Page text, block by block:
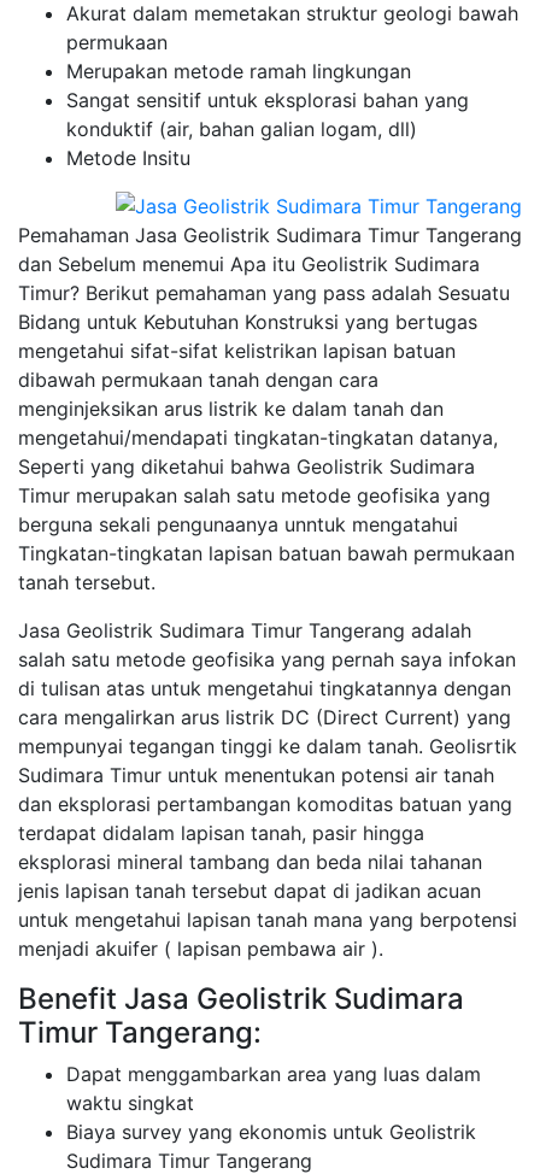
Akurat dalam memetakan struktur geologi bawah
permukaan
Merupakan metode ramah lingkungan
Sangat sensitif untuk eksplorasi bahan yang
konduktif (air, bahan galian logam, dll)
Metode Insitu
Pemahaman Jasa Geolistrik Sudimara Timur Tangerang
dan Sebelum menemui Apa itu Geolistrik Sudimara
Timur? Berikut pemahaman yang pass adalah Sesuatu
Bidang untuk Kebutuhan Konstruksi yang bertugas
mengetahui sifat-sifat kelistrikan lapisan batuan
dibawah permukaan tanah dengan cara
menginjeksikan arus listrik ke dalam tanah dan
mengetahui/mendapati tingkatan-tingkatan datanya,
Seperti yang diketahui bahwa Geolistrik Sudimara
Timur merupakan salah satu metode geofisika yang
berguna sekali pengunaanya unntuk mengatahui
Tingkatan-tingkatan lapisan batuan bawah permukaan
tanah tersebut.
Jasa Geolistrik Sudimara Timur Tangerang adalah
salah satu metode geofisika yang pernah saya infokan
di tulisan atas untuk mengetahui tingkatannya dengan
cara mengalirkan arus listrik DC (Direct Current) yang
mempunyai tegangan tinggi ke dalam tanah. Geolisrtik
Sudimara Timur untuk menentukan potensi air tanah
dan eksplorasi pertambangan komoditas batuan yang
terdapat didalam lapisan tanah, pasir hingga
eksplorasi mineral tambang dan beda nilai tahanan
jenis lapisan tanah tersebut dapat di jadikan acuan
untuk mengetahui lapisan tanah mana yang berpotensi
menjadi akuifer ( lapisan pembawa air ).
Benefit Jasa Geolistrik Sudimara
Timur Tangerang:
Dapat menggambarkan area yang luas dalam
waktu singkat
Biaya survey yang ekonomis untuk Geolistrik
Sudimara Timur Tangerang